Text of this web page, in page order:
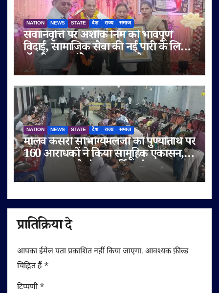
NATION NEWS STATE देश राज्य समाज
सेवानिवृत्ति पर अशोक निम को भावपूर्ण
विदाई, सामाजिक सेवा की नई पारी के लिए
डॉ. बी.आर. अंबेडकर सम्मान से नवाजा
NATION NEWS STATE देश राज्य समाज
मालव केसरी सौभाग्यमलजी की पुण्यतिथि पर
160 आराधकों ने किया सामूहिक एकासन,
तप-आराधना से गूंजा चतुर्विध संघ
प्रातिक्रिया दे
आपका ईमेल पता प्रकाशित नहीं किया जाएगा. आवश्यक फ़ील्ड
चिह्नित हैं *
टिप्पणी*